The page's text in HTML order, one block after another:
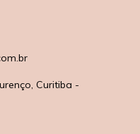
Curitiba -